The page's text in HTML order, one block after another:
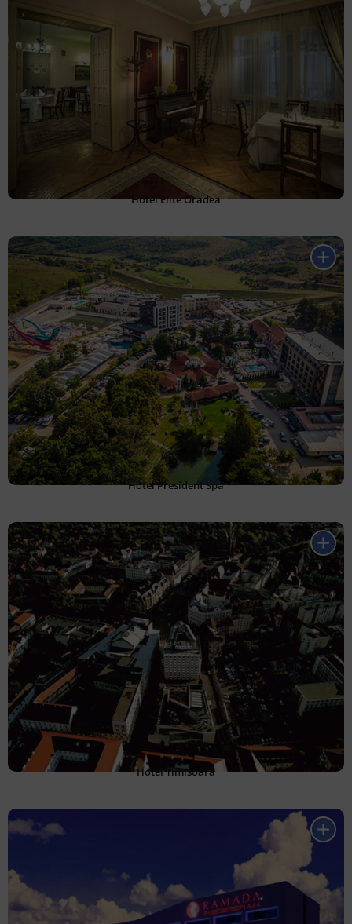
Hotel Elite Oradea
Hotel President Spa
Hotel Timisoara